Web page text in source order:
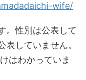
wife/
。性別は公表して
していません。
はわかっていま